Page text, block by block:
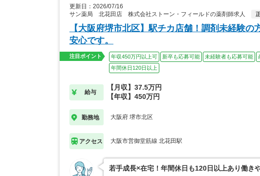
更新日：2026/07/16
サン薬局 北花田店 株式会社ストーン・フィールドの薬剤師求人
【大阪府堺市北区】駅チカ店舗！調剤未経験
安心です。
注目ポイント 年収450万円以上可 新卒も応募可能 未経験者も応募可能
年間休日120日以上
給与
【月収】37.5万円
【年収】450万円
勤務地 大阪府 堺市北区
アクセス 大阪市営御堂筋線 北花田駅
若手成長×在宅！年間休日も120日以上あり働き